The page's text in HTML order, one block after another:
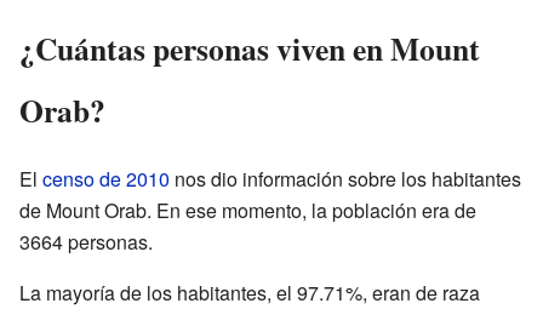
¿Cuántas personas viven en Mount
Orab?
El censo de 2010 nos dio información sobre los habitantes
de Mount Orab. En ese momento, la población era de
3664 personas.
La mayoría de los habitantes, el 97.71%, eran de raza